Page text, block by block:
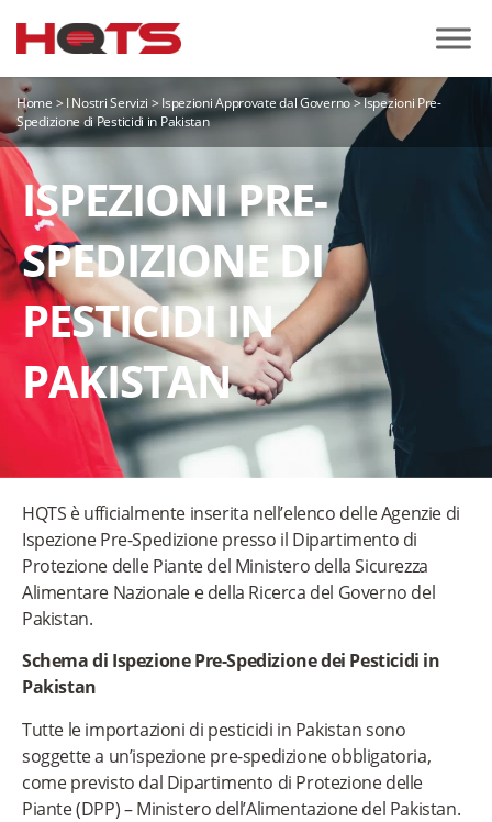
Home > I Nostri Servizi >Ispezioni Approvate dal Governo>Ispezioni Pre-
Spedizione di Pesticidi in Pakistan
ISPEZIONI PRE-
SPEDIZIONE DI
PESTICIDI IN
PAKISTAN
HQTS è ufficialmente inserita nell’elenco delle Agenzie di
Ispezione Pre-Spedizione presso il Dipartimento di
Protezione delle Piante del Ministero della Sicurezza
Alimentare Nazionale e della Ricerca del Governo del
Pakistan.
Schema di Ispezione Pre-Spedizione dei Pesticidi in
Pakistan
Tutte le importazioni di pesticidi in Pakistan sono
soggette a un’ispezione pre-spedizione obbligatoria,
come previsto dal Dipartimento di Protezione delle
Piante (DPP) – Ministero dell’Alimentazione del Pakistan.